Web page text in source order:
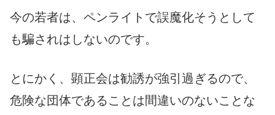
今の若者は、ペンライトで誤魔化そうとして
も騙されはしないのです。
とにかく、顕正会は勧誘が強引過ぎるので、
危険な団体であることは間違いのないことな